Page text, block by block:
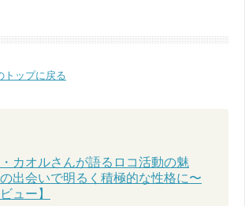
トップに戻る
カオルさんが語るロコ活動の魅
出会いで明るく積極的な性格に〜
ュー】